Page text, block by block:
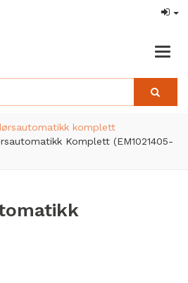
komplett
Komplett (EM1021405-